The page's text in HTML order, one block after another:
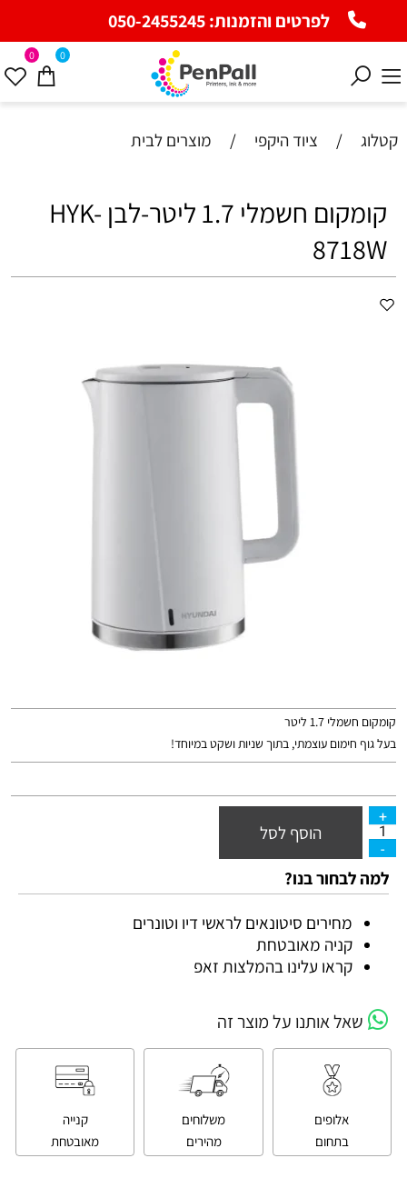
לפרטים והזמנות:050-2455245
0 0
קטלוג / ציוד היקפי / מוצרים לבית
קומקום חשמלי 1.7 ליטר-לבן HYK-
8718W
קומקום חשמלי 1.7 ליטר
בעל גוף חימום עוצמתי, בתוך שניות ושקט במיוחד!
הוסף לסל
למה לבחור בנו?
מחירים סיטונאים לראשי דיו וטונרים
קניה מאובטחת
קראו עלינו בהמלצות זאפ
שאל אותנו על מוצר זה
אלופים
בתחום
משלוחים
מהירים
קנייה
מאובטחת